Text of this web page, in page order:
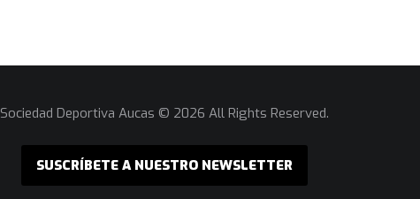
Sociedad Deportiva Aucas © 2026 All Rights Reserved.
SUSCRÍBETE A NUESTRO NEWSLETTER